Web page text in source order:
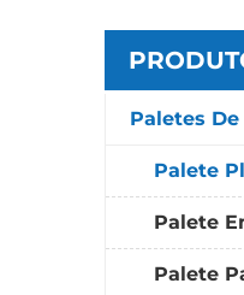
Paletes
Palete
Palete
Palete